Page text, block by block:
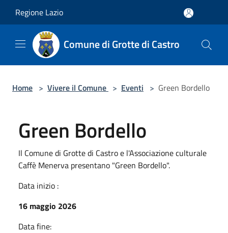
Regione Lazio
Comune di Grotte di Castro
Home > Vivere il Comune > Eventi > Green Bordello
Green Bordello
Il Comune di Grotte di Castro e l'Associazione culturale
Caffè Menerva presentano "Green Bordello".
Data inizio :
16 maggio 2026
Data fine: